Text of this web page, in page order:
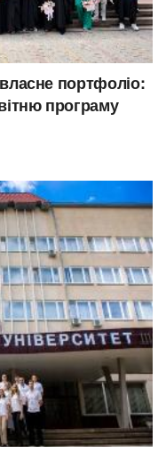
портфоліо:
програму